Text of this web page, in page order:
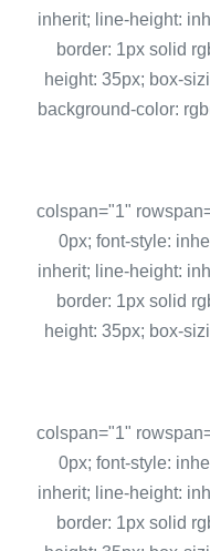
inherit; line-height:
border: 1px solid
height: 35px; box-
background-color:
< colspan="1"
0px; font-style:
inherit; line-height:
border: 1px solid
height: 35px; box-
< colspan="1"
0px; font-style:
inherit; line-height:
border: 1px solid